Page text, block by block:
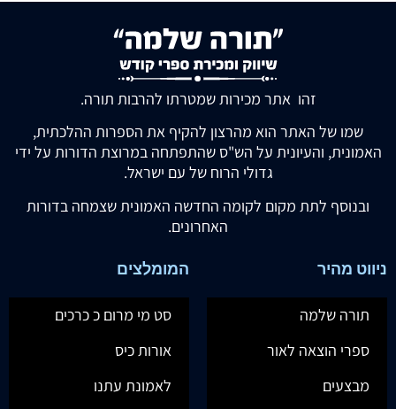
זהו אתר מכירות שמטרתו להרבות תורה.
שמו של האתר הוא מהרצון להקיף את הספרות ההלכתית,
האמונית, והעיונית על הש"ס שהתפתחה במרוצת הדורות על ידי
גדולי הרוח של עם ישראל.
ובנוסף לתת מקום לקומה החדשה האמונית שצמחה בדורות
האחרונים.
ניווט מהיר
תורה שלמה
ספרי הוצאה לאור
מבצעים
המומלצים
סט מי מרום כ כרכים
אורות כיס
לאמונת עתנו